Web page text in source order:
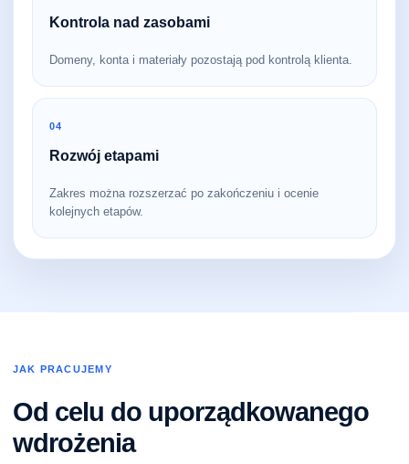
Kontrola nad zasobami
Domeny, konta i materiały pozostają pod kontrolą klienta.
04
Rozwój etapami
Zakres można rozszerzać po zakończeniu i ocenie
kolejnych etapów.
JAK PRACUJEMY
Od celu do uporządkowanego
wdrożenia